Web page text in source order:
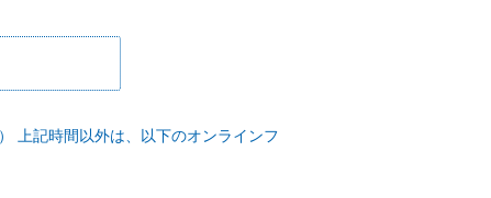
上記時間以外は、以下のオンラインフ